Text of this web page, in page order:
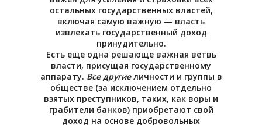
остальных государственных властей,
включая самую важную — власть
извлекать государственный доход
принудительно.
Есть еще одна решающе важная ветвь
власти, присущая государственному
аппарату. Все другиеличности и группы в
обществе (за исключением отдельно
взятых преступников, таких, как воры и
грабители банков) приобретают свой
доход на основе добровольных